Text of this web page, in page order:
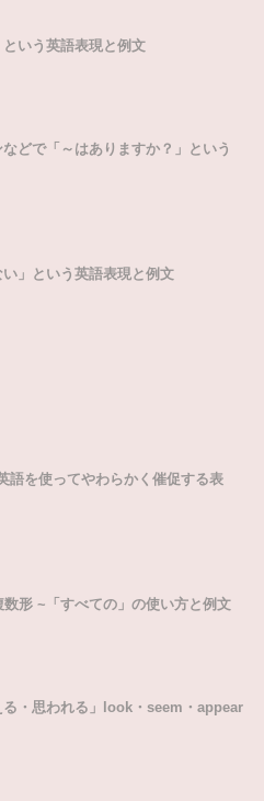
という英語表現と例文
どで「～はありますか？」という
い」という英語表現と例文
を使ってやわらかく催促する表
形 ~「すべての」の使い方と例文
る・思われる」look・seem・appear